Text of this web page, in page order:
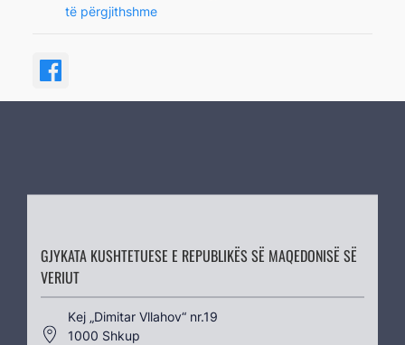
të përgjithshme
GJYKATA KUSHTETUESE E REPUBLIKËS SË MAQEDONISË SË
VERIUT
Kеј „Dimitar Vllahov“ nr.19
1000 Shkup